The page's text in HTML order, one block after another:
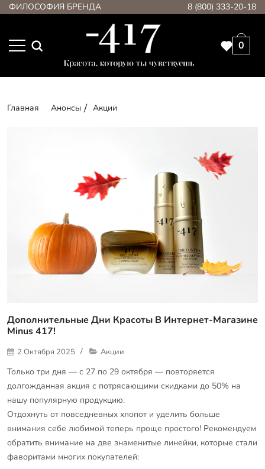
ФИЛОСОФИЯ БРЕНДА 8 (800) 333-20-18
0
Главная Анонсы Акции
Дополнительные Дни Красоты В Интернет-Магазине
Minus 417!
2 Октября 2025 Акции
Только три дня — с 27 по 29 октября — повторяется
долгожданная акция с потрясающими скидками до 50% на
нашу популярную продукцию.
Отдохнуть от повседневных хлопот и уделить больше
внимания себе любимой теперь проще простого! Рекомендуем
обратить внимание на две знаменитые линейки, которые стали
фаворитами многих покупателей: